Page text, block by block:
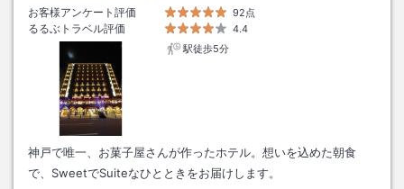
お客様アンケート評価
92点
るるぶトラベル評価
4.4
駅徒歩5分
神戸で唯一、お菓子屋さんが作ったホテル。想いを込めた朝食
で、SweetでSuiteなひとときをお届けします。